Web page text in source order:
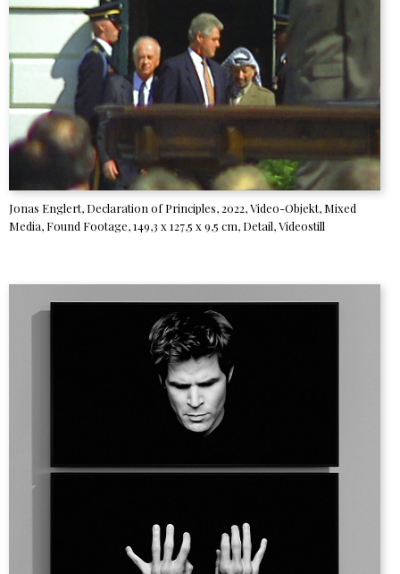
Jonas Englert, Declaration of Principles, 2022, Video-Objekt, Mixed
Media, Found Footage, 149,3 x 127,5 x 9,5 cm, Detail, Videostill